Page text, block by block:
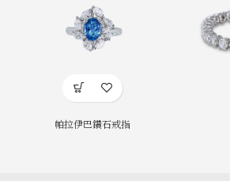
帕拉伊巴鑽石戒指